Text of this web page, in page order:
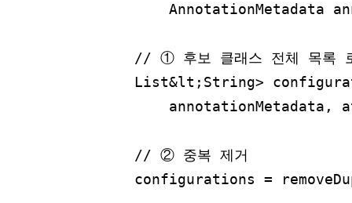
AnnotationMetadata
// ① 후보 클래스 전체 목록
List&lt;String>
annotationMetadata,
        // ② 중복 제거
configurations =